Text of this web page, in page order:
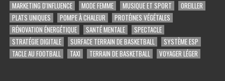
MARKETING D'INFLUENCE
MODE FEMME MUSIQUE ET SPORT
OREILLER
PLATS UNIQUES
POMPE À CHALEUR
PROTÉINES VÉGÉTALES
RÉNOVATION ÉNERGÉTIQUE
SANTÉ MENTALE
SPECTACLE
STRATÉGIE DIGITALE
SURFACE TERRAIN DE BASKETBALL
SYSTÈME ESP
TACLE AU FOOTBALL
TAXI TERRAIN DE BASKETBALL VOYAGER LÉGER